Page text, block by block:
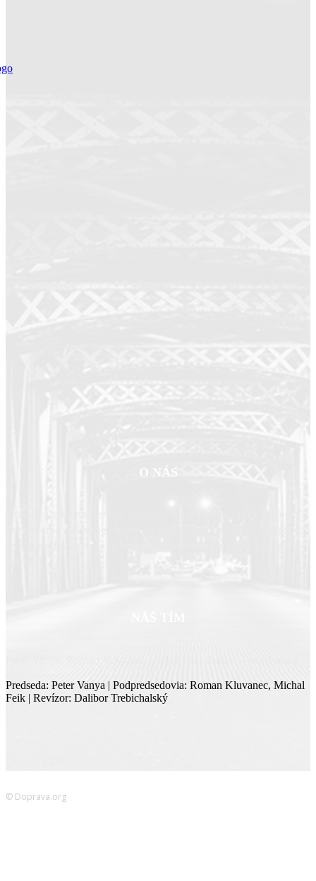
O NÁS
Predseda: Peter Vanya | Podpredsedovia: Roman Kluvanec, Michal
Feik | Revízor: Dalibor Trebichalský
© Doprava.org